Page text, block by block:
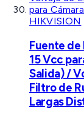
HIKVISION
Fuente de
15 Vcc
Salida) /
Filtro de
Largas